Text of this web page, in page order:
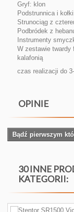
Gryf: klon
Podstrunnica i
Strunociąg z
Podbródek z
Instrumenty
W zestawie twardy
kalafonią
czas realizacji do
OPINIE
Bądź pierwszym
30 INNE
KATEGORII: